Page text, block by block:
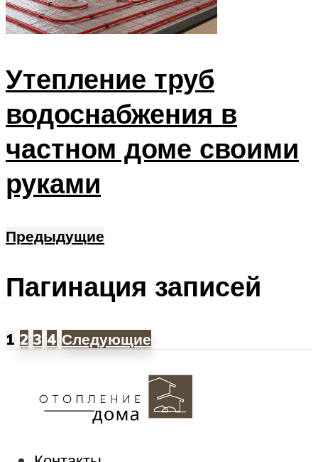
Утепление труб
водоснабжения в
частном доме своими
руками
Предыдущие
Пагинация записей
1 2 3 4 Следующие